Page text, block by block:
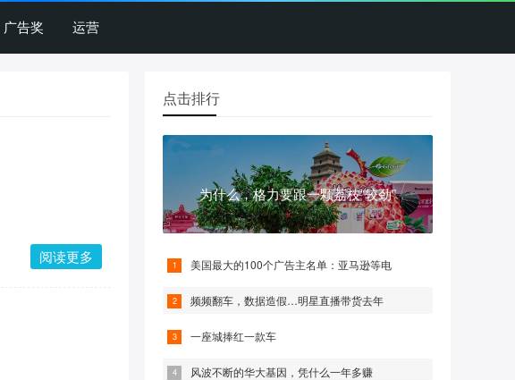
广告奖 运营
阅读更多
点击排行
为什么，格力要跟一颗荔枝“较劲”
美国最大的100个广告主名单：亚马逊等电
频频翻车，数据造假…明星直播带货去年
一座城捧红一款车
风波不断的华大基因，凭什么一年多赚